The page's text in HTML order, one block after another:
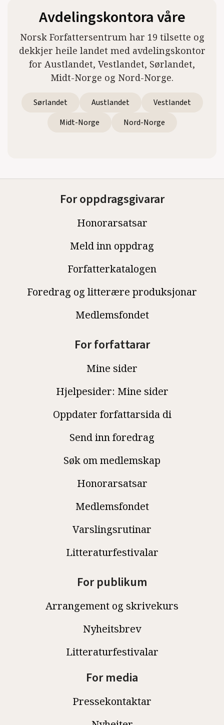
Avdelingskontora våre
Norsk Forfattersentrum har 19 tilsette og
dekkjer heile landet med avdelingskontor
for Austlandet, Vestlandet, Sørlandet,
Midt-Norge og Nord-Norge.
Sørlandet Austlandet
Vestlandet
Midt-Norge
Nord-Norge
For oppdragsgivarar
Honorarsatsar
Meld inn oppdrag
Forfatterkatalogen
Foredrag og litterære produksjonar
Medlemsfondet
For forfattarar
Mine sider
Hjelpesider: Mine sider
Oppdater forfattarsida di
Send inn foredrag
Søk om medlemskap
Honorarsatsar
Medlemsfondet
Varslingsrutinar
Litteraturfestivalar
For publikum
Arrangement og skrivekurs
Nyheitsbrev
Litteraturfestivalar
For media
Pressekontaktar